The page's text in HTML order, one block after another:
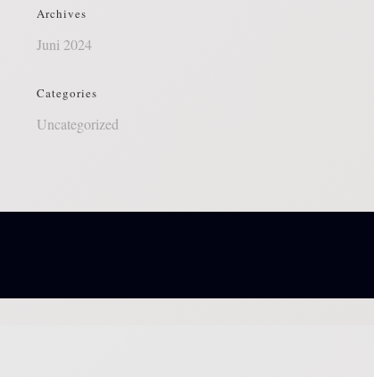
Archives
Juni 2024
Categories
Uncategorized